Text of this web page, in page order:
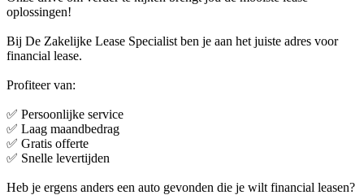
oplossingen!
Bij De Zakelijke Lease Specialist ben je aan het juiste adres voor
financial lease.
Profiteer van:
✅ Persoonlijke service
✅ Laag maandbedrag
✅ Gratis offerte
✅ Snelle levertijden
Heb je ergens anders een auto gevonden die je wilt financial leasen?